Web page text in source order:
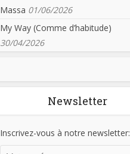
Massa 01/06/2026
My Way (Comme d’habitude)
30/04/2026
Newsletter
Inscrivez-vous à notre newsletter: